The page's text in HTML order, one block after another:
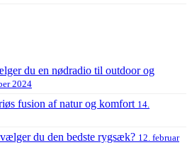
du en nødradio til outdoor og
2024
fusion af natur og komfort 14.
du den bedste rygsæk? 12. februar